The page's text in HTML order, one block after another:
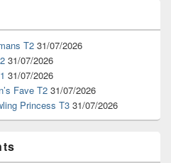
T2 31/07/2026
31/07/2026
31/07/2026
Fave T2 31/07/2026
Princess T3 31/07/2026